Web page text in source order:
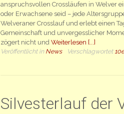
anspruchsvollen Crossläufen in Welver
oder Erwachsene seid – jede
Welveraner Crosslauf und erlebt einen
Gemeinschaft und unvergesslicher
zögert nicht undWeiterlesen [...]
Veröffentlicht in News Verschlagwortet
Silvesterlauf der